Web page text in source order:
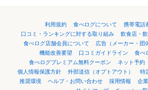
利用規約 食べログについて
携帯電話
口コミ・ランキングに対する取り組み
飲食店・
食べログ店舗会員について
広告（メーカー・団
機能改善要望
口コミガイドライン
食べ
食べログプレミアム無料クーポン
ネット予約
個人情報保護方針
外部送信（オプトアウト）
特
推奨環境
ヘルプ・お問い合わせ 採用情報 企